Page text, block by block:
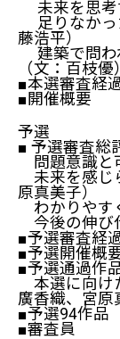
未来を思考
足りなかっ
藤浩平）
建築で問わ
（文：百枝優）
■本選審査経
■開催概要
予選
■ 予選審査総
問題意識と
未来を感じ
原真美子）
わかりやす
今後の伸び
■予選審査経
■予選開催概
■予選通過作
本選に向け
廣香織、宮原
■予選94作品
■審査員